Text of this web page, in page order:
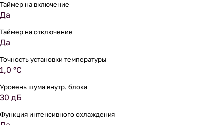
Таймер на включение
Да
Таймер на отключение
Да
Точность установки температуры
1,0 °С
Уровень шума внутр. блока
30 дБ
Функция интенсивного охлаждения